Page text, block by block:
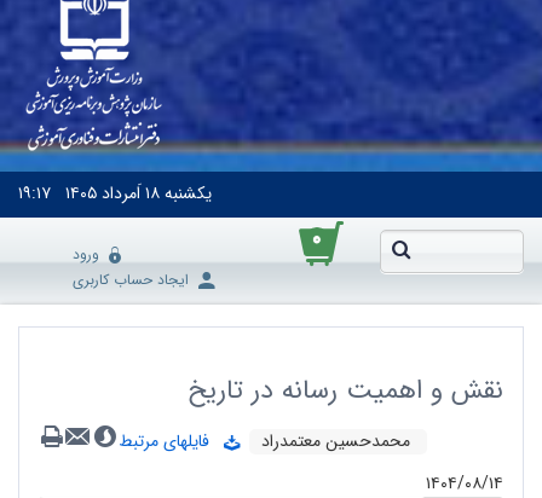
یکشنبه۱۸ اَمرداد ۱۴۰۵ ۱۹:۱۷
۰
ورود
ایجاد حساب کاربری
نقش و اهمیت رسانه در تاریخ
محمد‌حسین معتمد‌راد
فایلهای مرتبط
۱۴۰۴/۰۸/۱۴